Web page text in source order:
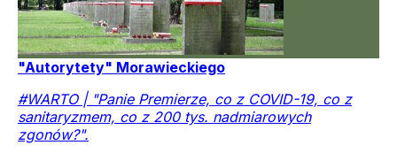
"Autorytety" Morawieckiego
#WARTO | "Panie Premierze, co z COVID-19, co z
sanitaryzmem, co z 200 tys. nadmiarowych
zgonów?".